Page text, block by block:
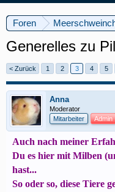
Foren
Generelles zu
< Zurück 1 2 3 4 5
Anna
Moderator
Mitarbeiter
Admin
Auch nach meiner
Du es hier mit Milben
hast...
So oder so, diese Tiere